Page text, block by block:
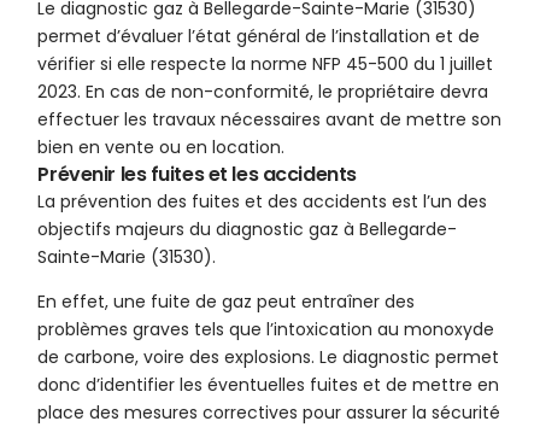
Le diagnostic gaz à Bellegarde-Sainte-Marie (31530)
permet d’évaluer l’état général de l’installation et de
vérifier si elle respecte la norme NFP 45-500 du 1 juillet
2023. En cas de non-conformité, le propriétaire devra
effectuer les travaux nécessaires avant de mettre son
bien en vente ou en location.
Prévenir les fuites et les accidents
La prévention des fuites et des accidents est l’un des
objectifs majeurs du diagnostic gaz à Bellegarde-
Sainte-Marie (31530).
En effet, une fuite de gaz peut entraîner des
problèmes graves tels que l’intoxication au monoxyde
de carbone, voire des explosions. Le diagnostic permet
donc d’identifier les éventuelles fuites et de mettre en
place des mesures correctives pour assurer la sécurité